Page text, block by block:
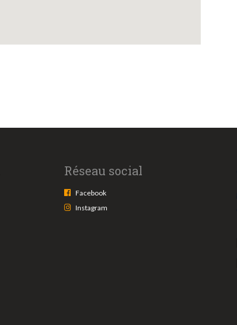
Réseau social
Facebook
Instagram